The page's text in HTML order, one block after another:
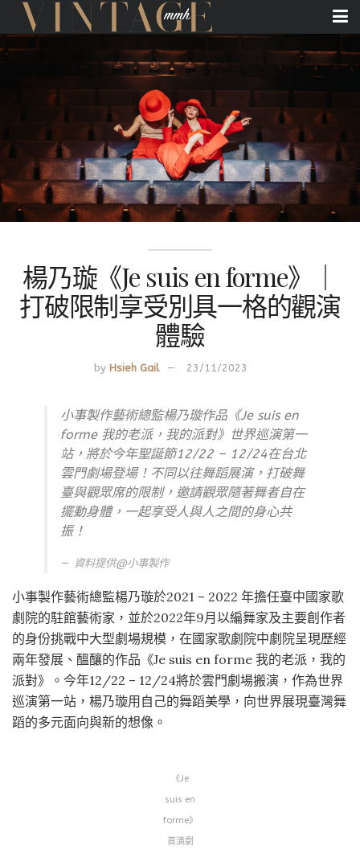
楊乃璇《Je suis en forme》｜
打破限制享受別具一格的觀演
體驗
by Hsieh Gail 23/11/2023
小事製作藝術總監楊乃璇作品《Je suis en
forme 我的老派，我的派對》世界巡演第一
站，將於今年聖誕節12/22 – 12/24在台北
雲門劇場登場！不同以往舞蹈展演，打破舞
臺與觀眾席的限制，邀請觀眾隨著舞者自在
擺動身體，一起享受人與人之間的身心共
振！
資料提供@小事製作
小事製作藝術總監楊乃璇於2021 – 2022 年擔任臺中國家歌
劇院的駐館藝術家，並於2022年9月以編舞家及主要創作者
的身份挑戰中大型劇場規模，在國家歌劇院中劇院呈現歷經
兩年發展、醞釀的作品《Je suis en forme 我的老派，我的
派對》。今年12/22 – 12/24將於雲門劇場搬演，作為世界
巡演第一站，楊乃璇用自己的舞蹈美學，向世界展現臺灣舞
蹈的多元面向與新的想像。
《Je
suis en
forme》
首演劇